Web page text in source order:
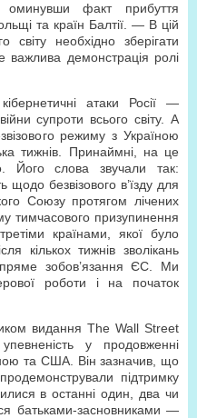
факт прибуття
та країн Балтії. — В цій
світу необхідно зберігати
важлива демонстрація ролі
атаки Росії —
супроти всього світу. А
режиму з Україною
тижнів. Принаймні, на це
Його слова звучали так:
щодо безвізового в’їзду для
Союзу протягом лічених
тимчасового призупинення
країнами, якої було
кількох тижнів зволікань
зобов’язання ЄС. Ми
роботи і на початок
видання The Wall Street
у продовженні
та США. Він зазначив, що
підтримку
в останні один, два чи
батьками-засновниками —